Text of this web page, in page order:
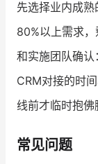
先选择业内成
80%以上需求
和实施团队确认
CRM对接的时
线前才临时抱佛
常见问题